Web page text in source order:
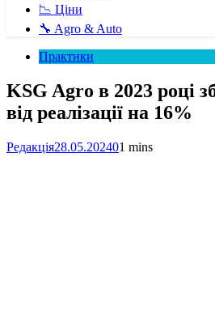
📉 Ціни
🔧 Agro & Auto
Практики
KSG Agro в 2023 році
від реалізації на 16%
Редакція28.05.202401 mins